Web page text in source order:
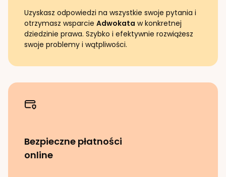
Uzyskasz odpowiedzi na wszystkie swoje pytania i
otrzymasz wsparcie Adwokata w konkretnej
dziedzinie prawa. Szybko i efektywnie rozwiążesz
swoje problemy i wątpliwości.
Bezpieczne płatności
online